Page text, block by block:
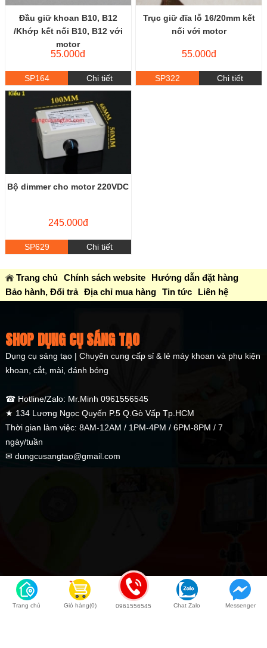
Đầu giữ khoan B10, B12
/Khớp kết nối B10, B12 với
motor
55.000đ
SP164 Chi tiết
Trục giữ đĩa lỗ 16/20mm kết
nối với motor
55.000đ
SP322 Chi tiết
Bộ dimmer cho motor 220VDC
245.000đ
SP629 Chi tiết
Trang chủ Chính sách website
Hướng dẫn đặt hàng
Bảo hành, Đổi trả Địa chỉ mua hàng Tin tức Liên hệ
SHOP DỤNG CỤ SÁNG TẠO
Dụng cụ sáng tạo | Chuyên cung cấp sỉ & lẻ máy khoan và phụ kiện
khoan, cắt, mài, đánh bóng
☎ Hotline/Zalo: Mr.Minh 0961556545
★ 134 Lương Ngọc Quyến P.5 Q.Gò Vấp Tp.HCM
Thời gian làm việc: 8AM-12AM / 1PM-4PM / 6PM-8PM / 7
ngày/tuần
✉ dungcusangtao@gmail.com
Trang chủ Giỏ hàng(0) 0961556545 Chat Zalo Messenger